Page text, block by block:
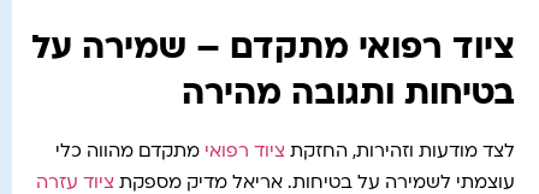
ציוד רפואי מתקדם – שמירה על
בטיחות ותגובה מהירה
לצד מודעות וזהירות, החזקת ציוד רפואי מתקדם מהווה כלי
עוצמתי לשמירה על בטיחות. אריאל מדיק מספקת ציוד עזרה